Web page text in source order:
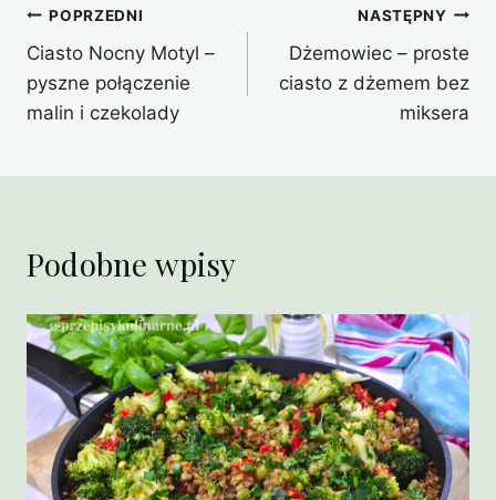
Nawigacja
wpisu
POPRZEDNI
Ciasto Nocny Motyl –
pyszne połączenie
malin i czekolady
NASTĘPNY
Dżemowiec – proste
ciasto z dżemem bez
miksera
Podobne wpisy